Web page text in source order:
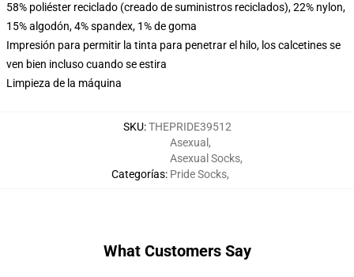
58% poliéster reciclado (creado de suministros reciclados), 22% nylon,
15% algodón, 4% spandex, 1% de goma
Impresión para permitir la tinta para penetrar el hilo, los calcetines se
ven bien incluso cuando se estira
Limpieza de la máquina
SKU:THEPRIDE39512
Categorías:
Asexual ,
Asexual Socks,
Pride Socks,
What Customers Say